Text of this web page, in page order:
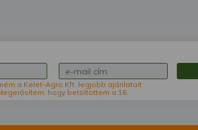
a Kelet-Agro Kft. legjobb ajánlatait
hogy betöltöttem a 16.